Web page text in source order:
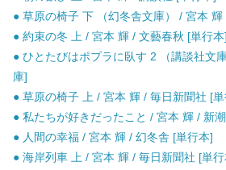
● 草原の椅子 下 （幻冬舎文庫） / 宮本
● 約束の冬 上 / 宮本 輝 / 文藝春秋 [単行本]
● ひとたびはポプラに臥す 2 （講談社文
庫]
● 草原の椅子 上 / 宮本 輝 / 毎日新聞社 [
● 私たちが好きだったこと / 宮本 輝 / 新
● 人間の幸福 / 宮本 輝 / 幻冬舎 [単行本]
● 海岸列車 上 / 宮本 輝 / 毎日新聞社 [単行